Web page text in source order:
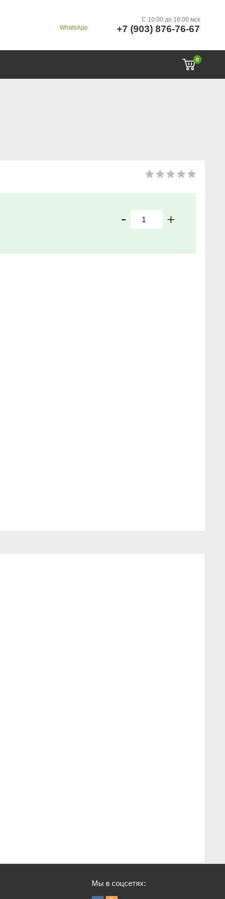
WhatsApp
C 10:00 до 18:00 мск
+7 (903) 876-76-67
0
- +
Мы в соцсетях: